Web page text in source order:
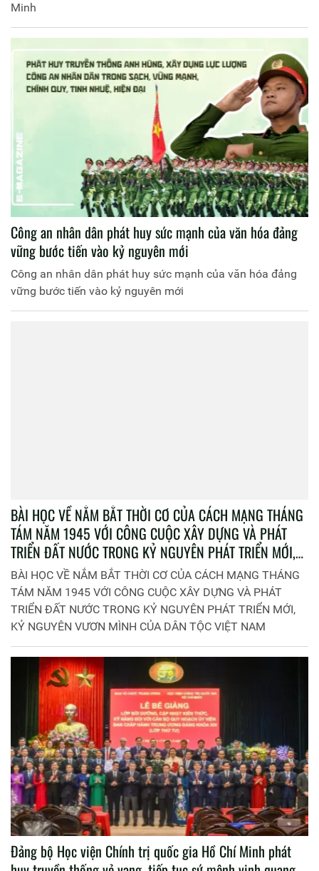
Minh
Công an nhân dân phát huy sức mạnh của văn hóa đảng
vững bước tiến vào kỷ nguyên mới
Công an nhân dân phát huy sức mạnh của văn hóa đảng
vững bước tiến vào kỷ nguyên mới
BÀI HỌC VỀ NẮM BẮT THỜI CƠ CỦA CÁCH MẠNG THÁNG
TÁM NĂM 1945 VỚI CÔNG CUỘC XÂY DỰNG VÀ PHÁT
TRIỂN ĐẤT NƯỚC TRONG KỶ NGUYÊN PHÁT TRIỂN MỚI,
KỶ NGUYÊN VƯƠN MÌNH CỦA DÂN TỘC VIỆT NAM
BÀI HỌC VỀ NẮM BẮT THỜI CƠ CỦA CÁCH MẠNG THÁNG
TÁM NĂM 1945 VỚI CÔNG CUỘC XÂY DỰNG VÀ PHÁT
TRIỂN ĐẤT NƯỚC TRONG KỶ NGUYÊN PHÁT TRIỂN MỚI,
KỶ NGUYÊN VƯƠN MÌNH CỦA DÂN TỘC VIỆT NAM
Đảng bộ Học viện Chính trị quốc gia Hồ Chí Minh phát